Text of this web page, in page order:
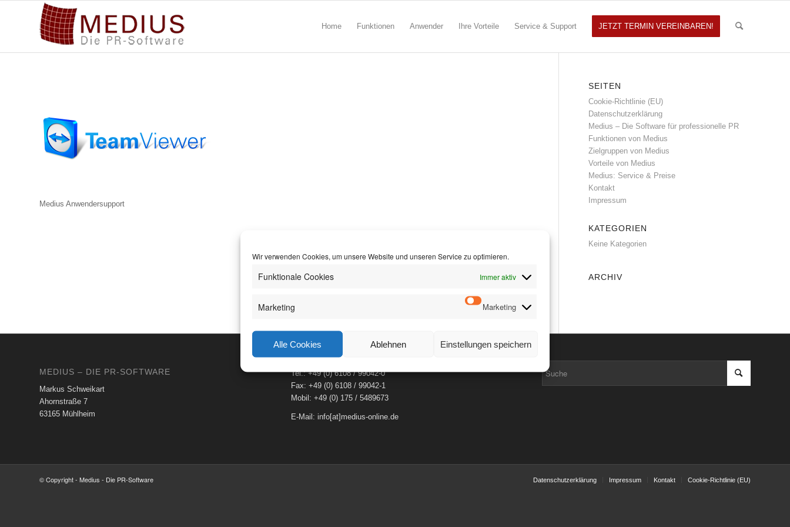
Wir verwenden Cookies, um unsere Website und unseren Service zu optimieren.
Funktionale Cookies Immer aktiv
Marketing Marketing
Alle Cookies Ablehnen Einstellungen speichern
Home Funktionen Anwender Ihre Vorteile Service & Support JETZT TERMIN VEREINBAREN!
Medius Anwendersupport
SEITEN
Cookie-Richtlinie (EU)
Datenschutzerklärung
Medius – Die Software für professionelle PR
Funktionen von Medius
Zielgruppen von Medius
Vorteile von Medius
Medius: Service & Preise
Kontakt
Impressum
KATEGORIEN
Keine Kategorien
ARCHIV
MEDIUS – DIE PR-SOFTWARE
Markus Schweikart
Ahornstraße 7
63165 Mühlheim
Tel.: +49 (0) 6108 / 99042-0
Fax: +49 (0) 6108 / 99042-1
Mobil: +49 (0) 175 / 5489673
E-Mail: info[at]medius-online.de
© Copyright - Medius - Die PR-Software Datenschutzerklärung Impressum Kontakt Cookie-Richtlinie (EU)